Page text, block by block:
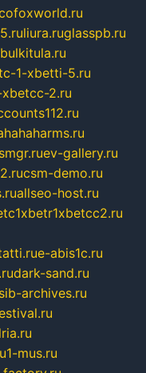
liura.ruglasspb.ru
bulkitula.ru
1-xbetti-5.ru
2.ru
ev-gallery.ru
csm-demo.ru
allseo-host.ru
e-abis1c.ru
dark-sand.ru
sib-archives.ru
1-mus.ru